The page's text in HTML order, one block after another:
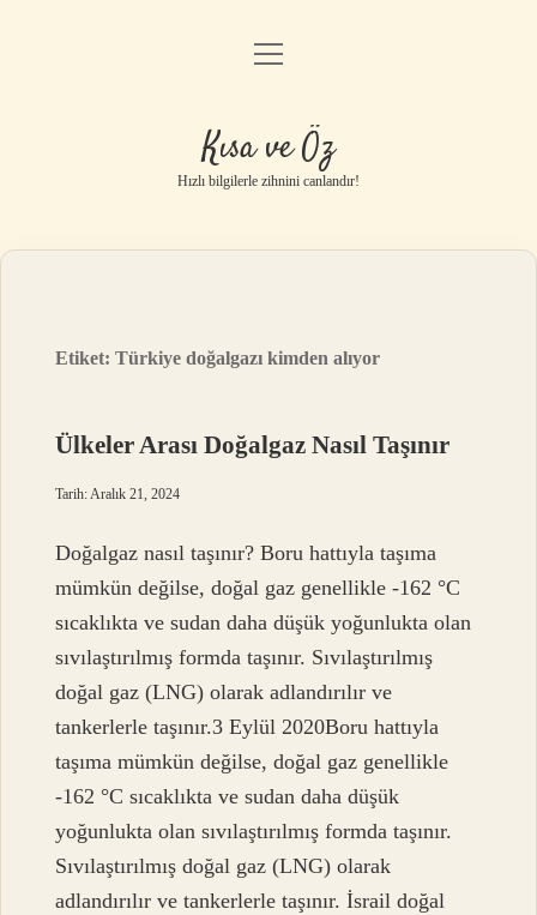
Anasayfa
Gizlilik Politikası
Yasal Uyarı
menüyü
Kısa ve Öz
Hızlı bilgilerle zihnini canlandır!
Etiket:Türkiye doğalgazı kimden alıyor
Ülkeler Arası Doğalgaz Nasıl Taşınır
Tarih: Aralık 21, 2024
Doğalgaz nasıl taşınır? Boru hattıyla taşıma
mümkün değilse, doğal gaz genellikle -162 °C
sıcaklıkta ve sudan daha düşük yoğunlukta olan
sıvılaştırılmış formda taşınır. Sıvılaştırılmış
doğal gaz (LNG) olarak adlandırılır ve
tankerlerle taşınır.3 Eylül 2020Boru hattıyla
taşıma mümkün değilse, doğal gaz genellikle
-162 °C sıcaklıkta ve sudan daha düşük
yoğunlukta olan sıvılaştırılmış formda taşınır.
Sıvılaştırılmış doğal gaz (LNG) olarak
adlandırılır ve tankerlerle taşınır. İsrail doğal